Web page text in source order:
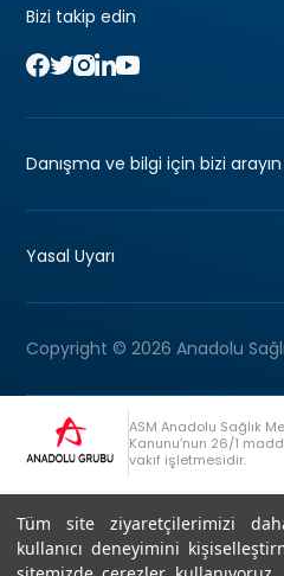
Tüm site ziyaretçilerimizi
kullanıcı deneyimini
Bizi takip edin
Danışma ve bilgi için bizi arayın
Yasal Uyarı
Copyright © 2026 Anadolu
ASM Anadolu Sağlık
Kanunu’nun 26/1
vakıf işletmesidir.
Anadolu Grubu Danışma Hattı